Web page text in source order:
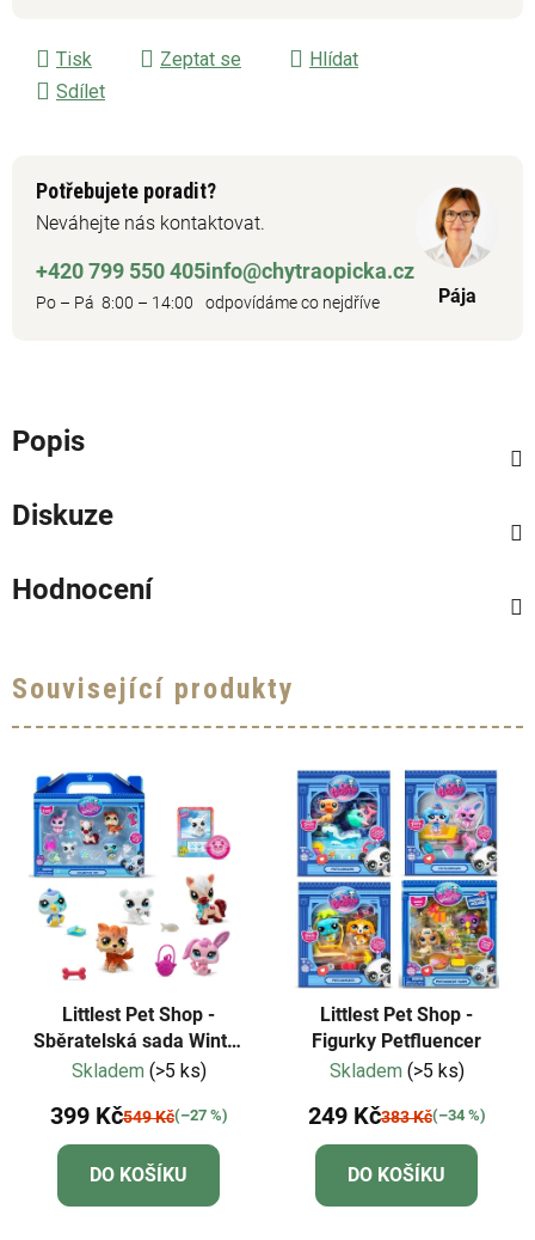
Tisk Zeptat se
Hlídat
Sdílet
Potřebujete poradit?
Neváhejte nás kontaktovat.
+420 799 550 405
Po – Pá 8:00 – 14:00
info@chytraopicka.cz
odpovídáme co nejdříve Pája
Popis
Diskuze
Hodnocení
Související produkty
Littlest Pet Shop -
Sběratelská sada Winter
Besties
Skladem (>5 ks)
399 Kč549 Kč(–27 %)
DO KOŠÍKU
Littlest Pet Shop -
Figurky Petfluencer
Skladem (>5 ks)
249 Kč383 Kč(–34 %)
DO KOŠÍKU